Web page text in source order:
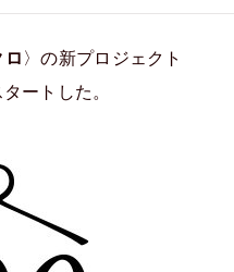
〉の新プロジェクト
ートした。